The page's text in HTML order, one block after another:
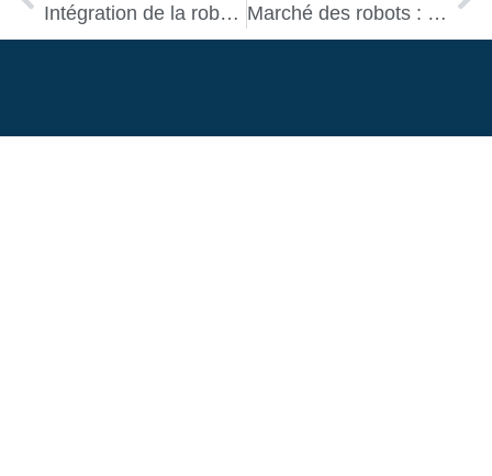
Intégration de la robotique : optimisation dans l’industrie
Marché des robots : évaluer les meilleures opportunités d’investissement